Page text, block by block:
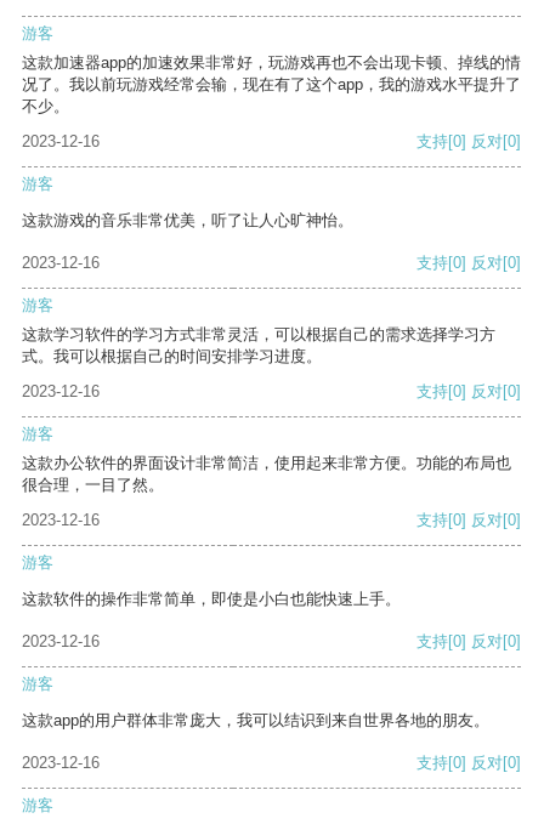
游客
这款加速器app的加速效果非常好，玩游戏再也不会出现卡顿、掉线的情
况了。我以前玩游戏经常会输，现在有了这个app，我的游戏水平提升了
不少。
2023-12-16
支持[0] 反对[0]
游客
这款游戏的音乐非常优美，听了让人心旷神怡。
2023-12-16 支持[0] 反对[0]
游客
这款学习软件的学习方式非常灵活，可以根据自己的需求选择学习方
式。我可以根据自己的时间安排学习进度。
2023-12-16
支持[0] 反对[0]
游客
这款办公软件的界面设计非常简洁，使用起来非常方便。功能的布局也
很合理，一目了然。
2023-12-16
支持[0] 反对[0]
游客
这款软件的操作非常简单，即使是小白也能快速上手。
2023-12-16 支持[0] 反对[0]
游客
这款app的用户群体非常庞大，我可以结识到来自世界各地的朋友。
2023-12-16 支持[0] 反对[0]
游客